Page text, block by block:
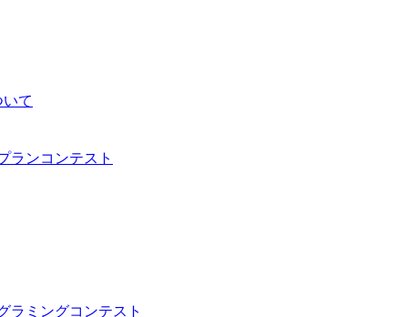
て
ランコンテスト
ラミングコンテスト